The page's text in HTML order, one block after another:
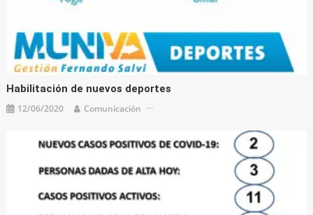
Habilitación de nuevos deportes
12/06/2020 Comunicación